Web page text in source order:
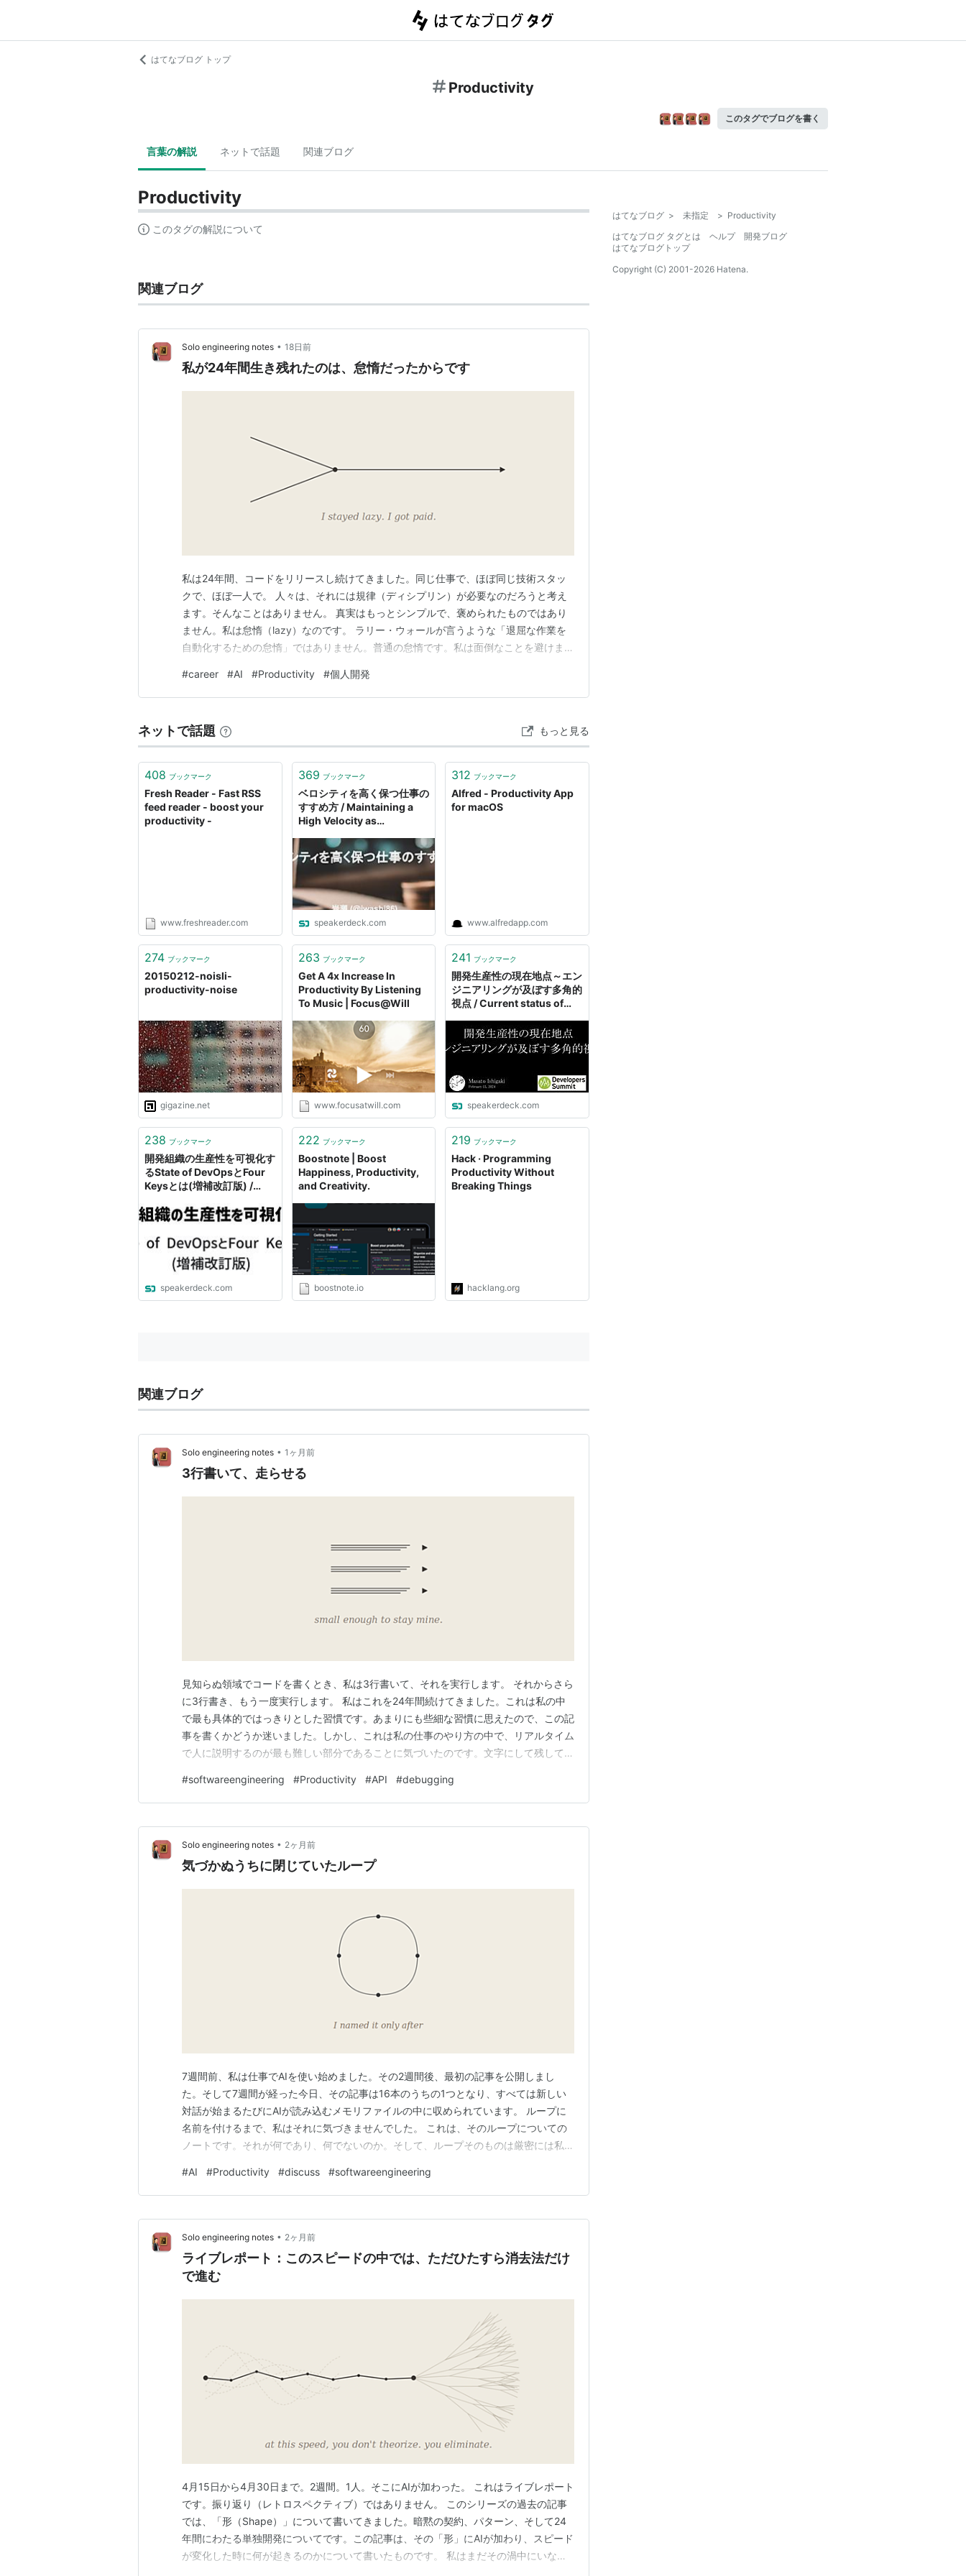
はてなブログ トップ
Productivity
このタグでブログを書く
言葉の解説 ネットで話題 関連ブログ
Productivity
このタグの解説について
関連ブログ
Solo engineering notes • 18日前
私が24年間生き残れたのは、怠惰だったからです
私は24年間、コードをリリースし続けてきました。同じ仕事で、ほぼ同じ技術スタッ
クで、ほぼ一人で。 人々は、それには規律（ディシプリン）が必要なのだろうと考え
ます。そんなことはありません。 真実はもっとシンプルで、褒められたものではあり
ません。私は怠惰（lazy）なのです。 ラリー・ウォールが言うような「退屈な作業を
自動化するための怠惰」ではありません。普通の怠惰です。私は面倒なことを避けま
す。 24年という歳月が成り立ったのは、私がその「怠惰」の周りにシステムを構築し
たからです。最初に回避するように構築したのは「締め切…
#career #AI #Productivity #個人開発
ネットで話題 もっと見る
408 ブックマーク
Fresh Reader - Fast RSS
feed reader - boost your
productivity -
www.freshreader.com
369 ブックマーク
ベロシティを高く保つ仕事の
すすめ方 / Maintaining a
High Velocity as
speakerdeck.com
312 ブックマーク
Alfred - Productivity App
for macOS
www.alfredapp.com
274 ブックマーク
20150212-noisli-
productivity-noise
gigazine.net
263 ブックマーク
Get A 4x Increase In
Productivity By Listening
To Music | Focus@Will
www.focusatwill.com
241 ブックマーク
開発生産性の現在地点～エン
ジニアリングが及ぼす多角的
視点 / Current status of
speakerdeck.com
238 ブックマーク
開発組織の生産性を可視化す
るState of DevOpsとFour
Keysとは(増補改訂版) /
DevOps and Four Keys for
Visualizing Productivity in
Development
Organizations expanded
and revised edition
speakerdeck.com
222 ブックマーク
Boostnote | Boost
Happiness, Productivity,
and Creativity.
boostnote.io
219 ブックマーク
Hack · Programming
Productivity Without
Breaking Things
hacklang.org
関連ブログ
Solo engineering notes • 1ヶ月前
3行書いて、走らせる
見知らぬ領域でコードを書くとき、私は3行書いて、それを実行します。 それからさら
に3行書き、もう一度実行します。 私はこれを24年間続けてきました。これは私の中
で最も具体的ではっきりとした習慣です。あまりにも些細な習慣に思えたので、この記
事を書くかどうか迷いました。しかし、これは私の仕事のやり方の中で、リアルタイム
で人に説明するのが最も難しい部分であることに気づいたのです。文字にして残してお
事柄に基づいています。決して深いものではありません。ただ、ずっと私の中に残り続
けているものです。 1. 自分自身のコード以外…
#softwareengineering #Productivity #API #debugging
Solo engineering notes • 2ヶ月前
気づかぬうちに閉じていたループ
7週間前、私は仕事でAIを使い始めました。その2週間後、最初の記事を公開しまし
た。そして7週間が経った今日、その記事は16本のうちの1つとなり、すべては新しい
対話が始まるたびにAIが読み込むメモリファイルの中に収められています。 ループに
名前を付けるまで、私はそれに気づきませんでした。 これは、そのループについての
ノートです。それが何であり、何でないのか。そして、ループそのものは厳密には私を
（The shape） ループは次のように回っています： 私が何をすべきかを決める。 AIと
練り上げる。たいていは対話ですが、生のコ…
#AI #Productivity #discuss #softwareengineering
Solo engineering notes • 2ヶ月前
ライブレポート：このスピードの中では、ただひたすら消去法だけ
で進む
4月15日から4月30日まで。2週間。1人。そこにAIが加わった。 これはライブレポート
です。振り返り（レトロスペクティブ）ではありません。 このシリーズの過去の記事
では、「形（Shape）」について書いてきました。暗黙の契約、パターン、そして24
年間にわたる単独開発についてです。この記事は、その「形」にAIが加わり、スピード
が変化した時に何が起きるのかについて書いたものです。 私はまだその渦中にいなが
はてなブログ > 未指定 > Productivity
はてなブログ タグとは
ヘルプ
開発ブログ
はてなブログトップ
Copyright (C) 2001-2026 Hatena.